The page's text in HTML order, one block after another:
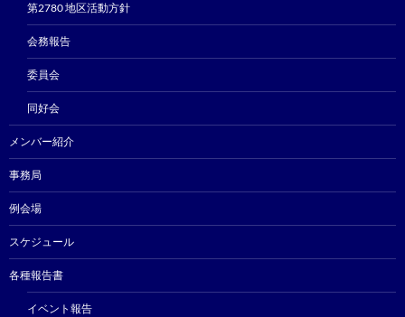
第2780 地区活動方針
会務報告
委員会
同好会
メンバー紹介
事務局
例会場
スケジュール
各種報告書
イベント報告